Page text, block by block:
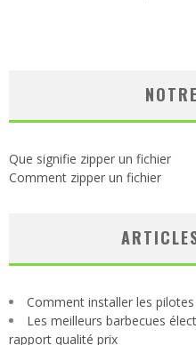
Que signifie zipper un fichier
Comment zipper un fichier
Comment installer les
Les meilleurs barbecues
rapport qualité prix